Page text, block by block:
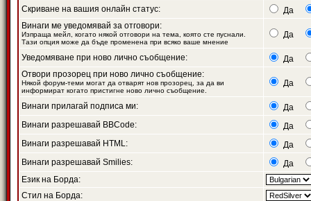
Скриване на вашия онлайн статус:
Да
Винаги ме уведомявай за отговори:
Изпраща мейл, когато някой отговори на тема, която сте пуснали.
Тази опция може да бъде променена при всяко ваше мнение
Да
Уведомяване при ново лично съобщение:
Да
Отвори прозорец при ново лично съобщение:
Някой форум-теми могат да отварят нов прозорец, за да ви
информират когато пристигне ново лично съобщение.
Да
Винаги прилагай подписа ми:
Да
Винаги разрешавай BBCode:
Да
Винаги разрешавай HTML:
Да
Винаги разрешавай Smilies:
Да
Език на Борда:
Стил на Борда: